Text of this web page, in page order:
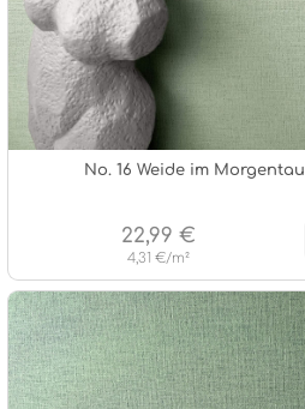
No. 16 Weide im Morgentau
4,31 €/m²
22,99 €